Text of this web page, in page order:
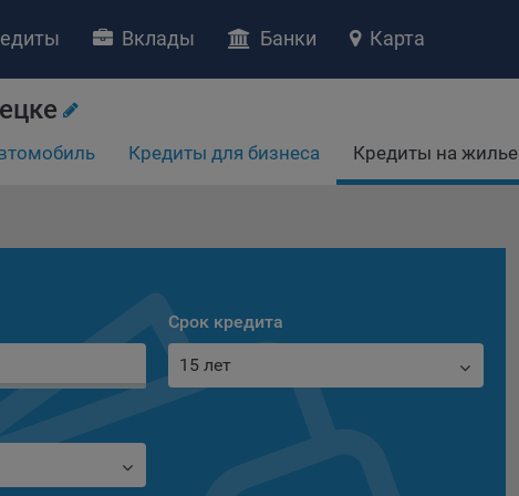
о политике обработки файлов cookie (далее –
одной из принимаемых Обществом мер по защите
предусмотренных статьей 17 Закона Республики
2021 г. № 99-З «О защите персональных данных» (далее –
субъектам персональных данных, которые
веб-сайта Общества с доменным именем
Вклады Банки Карта
Кредиты для бизнеса Кредиты на жилье
Срок кредита
15 лет